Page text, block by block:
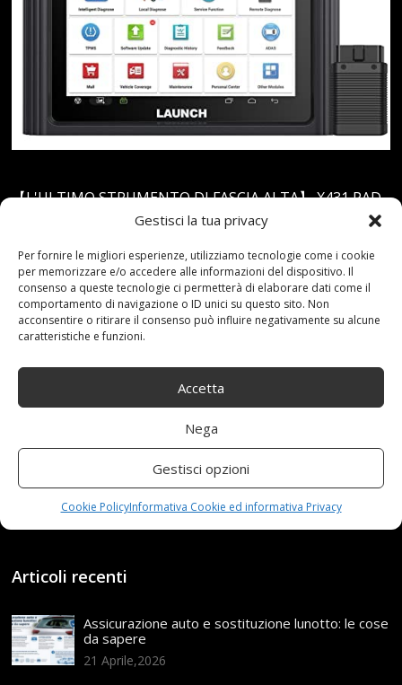
Gestisci la tua privacy
Per fornire le migliori esperienze, utilizziamo tecnologie come i cookie
per memorizzare e/o accedere alle informazioni del dispositivo. Il
consenso a queste tecnologie ci permetterà di elaborare dati come il
comportamento di navigazione o ID unici su questo sito. Non
acconsentire o ritirare il consenso può influire negativamente su alcune
caratteristiche e funzioni.
Accetta
Nega
Gestisci opzioni
Cookie PolicyInformativa Cookie ed informativa Privacy
【L'ULTIMO STRUMENTO DI FASCIA ALTA】 X431 PAD
III V2.0, come scanner diagnostico appena lanciato, è
dotato della tecnologia più recente per fornire soluzioni
più veloci e migliori per i veicoli: codifica online e offline
per sbloccare funzioni nascoste; FCA SGW è in grado di
diagnosticare i veicoli; funzionalità guidate per guidare
l'utente attraverso l'intero processo operativo; IMMO
per migliorare la sicurezza dei veicoli.【DIAGNOSI
INTELLIGENTE E COMPLETA】 L'X431 PAD III V2.0…
Articoli recenti
Assicurazione auto e sostituzione lunotto: le cose
da sapere
21 Aprile,2026